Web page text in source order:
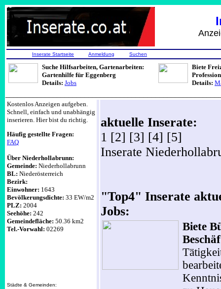
Anzeigen,
Inserate Startseite Anmeldung Suchen
Suche Hilfsarbeiten, Gartenarbeiten:
Gartenhilfe für Eggenberg
Details: Jobs
Biete
Details:
Kostenlos Anzeigen aufgeben.
Schnell, einfach und unabhängig
inserieren. Hier bist du richtig.
Häufig gestellte Fragen:
FAQ
Über Niederhollabrunn:
Gemeinde: Niederhollabrunn
BL: Niederösterreich
Bezirk:
Einwohner: 1643
Bevölkerungsdichte: 33 EW/m2
PLZ: 2004
Seehöhe: 242
Gemeindefläche: 50.36 km2
Tel.-Vorwahl: 02269
Städte & Gemeinden:
aktuelle Inserate:
1 [2] [3] [4] [5]
Inserate
"Top4" Inserate
Jobs:
Biete